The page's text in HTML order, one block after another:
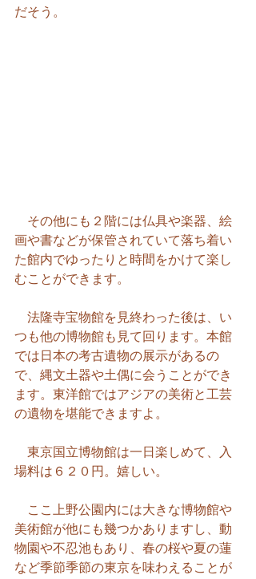
だそう。
その他にも２階には仏具や楽器、絵
画や書などが保管されていて落ち着い
た館内でゆったりと時間をかけて楽し
むことができます。
法隆寺宝物館を見終わった後は、い
つも他の博物館も見て回ります。本館
では日本の考古遺物の展示があるの
で、縄文土器や土偶に会うことができ
ます。東洋館ではアジアの美術と工芸
の遺物を堪能できますよ。
東京国立博物館は一日楽しめて、入
場料は６２０円。嬉しい。
ここ上野公園内には大きな博物館や
美術館が他にも幾つかありますし、動
物園や不忍池もあり、春の桜や夏の蓮
など季節季節の東京を味わえることが